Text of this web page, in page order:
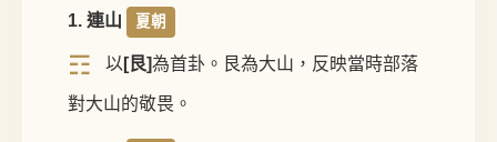
1. 連山 夏朝
☶ 以 [艮]為首卦。艮為大山，反映當時部落
對大山的敬畏。